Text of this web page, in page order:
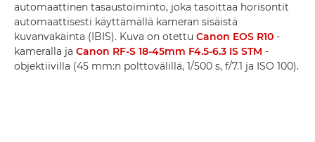
automaattinen tasaustoiminto, joka tasoittaa horisontit
automaattisesti käyttämällä kameran sisäistä
kuvanvakainta (IBIS). Kuva on otettu Canon EOS R10 -
kameralla ja Canon RF-S 18-45mm F4.5-6.3 IS STM -
objektiivilla (45 mm:n polttovälillä, 1/500 s, f/7.1 ja ISO 100).